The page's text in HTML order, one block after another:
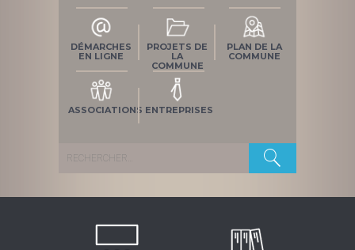
DÉMARCHES
EN LIGNE
PROJETS DE
LA
COMMUNE
PLAN DE LA
COMMUNE
ASSOCIATIONS ENTREPRISES
Rechercher :